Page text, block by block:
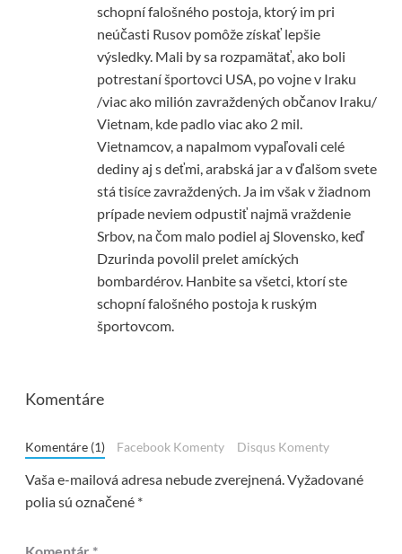
schopní falošného postoja, ktorý im pri
neúčasti Rusov pomôže získať lepšie
výsledky. Mali by sa rozpamätať, ako boli
potrestaní športovci USA, po vojne v Iraku
/viac ako milión zavraždených občanov Iraku/
Vietnam, kde padlo viac ako 2 mil.
Vietnamcov, a napalmom vypaľovali celé
dediny aj s deťmi, arabská jar a v ďalšom svete
stá tisíce zavraždených. Ja im však v žiadnom
prípade neviem odpustiť najmä vraždenie
Srbov, na čom malo podiel aj Slovensko, keď
Dzurinda povolil prelet amíckých
bombardérov. Hanbite sa všetci, ktorí ste
schopní falošného postoja k ruským
športovcom.
Komentáre
Komentáre (1) Facebook Komenty Disqus Komenty
Vaša e-mailová adresa nebude zverejnená.Vyžadované
polia sú označené *